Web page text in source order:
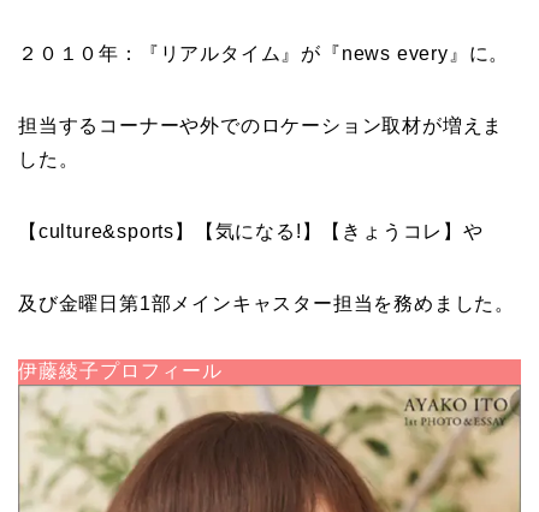
２０１０年：『リアルタイム』が『news every』に。
担当するコーナーや外でのロケーション取材が増えま
した。
【culture&sports】【気になる!】【きょうコレ】や
及び金曜日第1部メインキャスター担当を務めました。
伊藤綾子プロフィール